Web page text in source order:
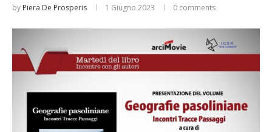
by Piera De Prosperis 1 Giugno 2023 0 comments